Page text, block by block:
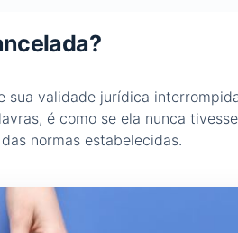
validade jurídica
é como se ela nunca
normas estabelecidas.